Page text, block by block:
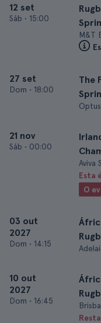
12 set
Sáb • 15:00
M&T
27 set
Dom • 18:00
The
21 nov
Sáb • 00:00
Aviva
Esta
O
03 out
2027
Dom • 14:15
10 out
2027
Dom • 16:45